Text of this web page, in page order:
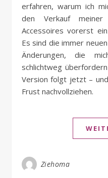
erfahren, warum ich
den Verkauf meiner
Accessoires vorerst
Es sind die immer
Änderungen, die
schlichtweg
Version folgt jetzt –
Frust nachvollziehen.
Ziehoma